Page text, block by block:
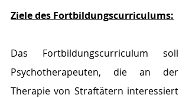
Ziele des Fortbildungscurriculums:
Das Fortbildungscurriculum soll
Psychotherapeuten, die an der
Therapie von Straftätern interessiert